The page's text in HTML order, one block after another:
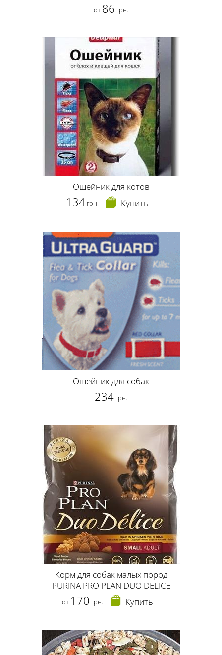
от 86 грн.
Ошейник для котов
134 грн. Купить
Ошейник для собак
234 грн.
Корм для собак малых пород
PURINA PRO PLAN DUO DELICE
от 170 грн. Купить